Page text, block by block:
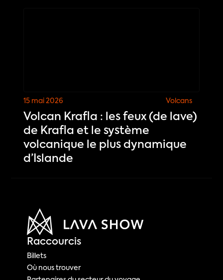
15 mai 2026 Volcans
Volcan Krafla : les feux (de lave)
de Krafla et le système
volcanique le plus dynamique
d’Islande
Raccourcis
Billets
Où nous trouver